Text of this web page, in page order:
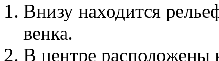
Внизу находится
венка.
В центре расположены